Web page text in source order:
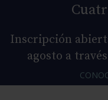
Inscripción
agosto a